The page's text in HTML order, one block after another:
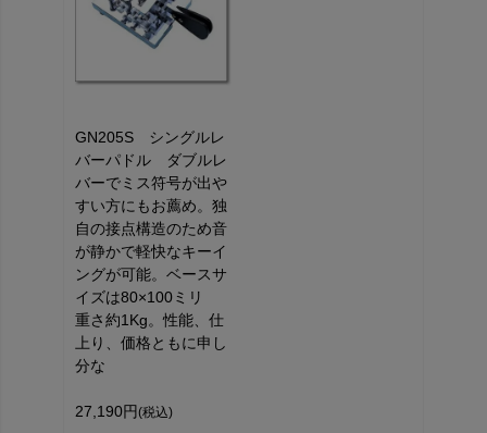
GN205S シングルレ
バーパドル ダブルレ
バーでミス符号が出や
すい方にもお薦め。独
自の接点構造のため音
が静かで軽快なキーイ
ングが可能。ベースサ
イズは80×100ミリ
重さ約1Kg。性能、仕
上り、価格ともに申し
分な
27,190円 (税込)